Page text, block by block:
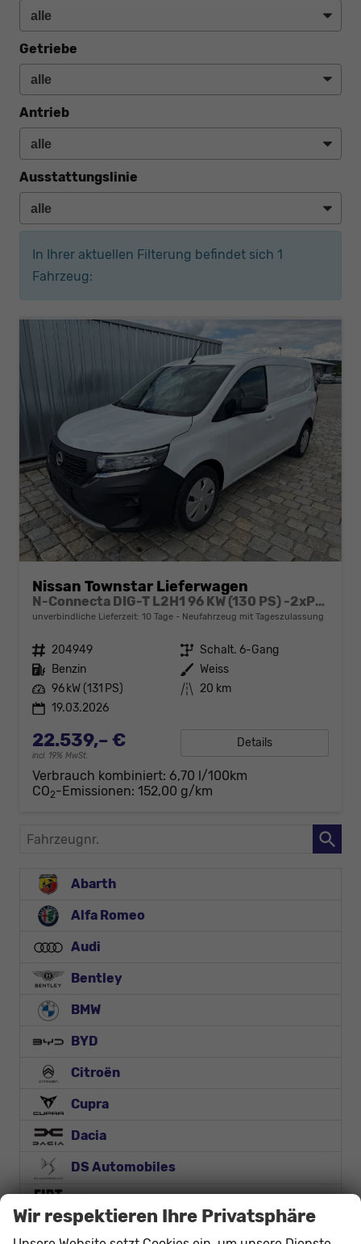
Getriebe
Antrieb
Ausstattungslinie
In Ihrer aktuellen Filterung befindet sich 1
Fahrzeug:
Nissan Townstar Lieferwagen
N-Connecta DIG-T L2H1 96 KW (130 PS) -2xPDC-Rückfahrkamera-Klima-Hecktüren-Sofort
unverbindliche Lieferzeit: 10 Tage Neufahrzeug mit Tageszulassung
Fahrzeugnr. 204949 Getriebe Schalt. 6-Gang
Kraftstoff Benzin Außenfarbe Weiss
Leistung 96 kW (131 PS) Kilometerstand 20 km
19.03.2026
22.539,– €
incl. 19% MwSt.
Details
Verbrauch kombiniert: 6,70 l/100km
CO2-Emissionen: 152,00 g/km
Fahrzeugnr.
Abarth
Alfa Romeo
Audi
Bentley
BMW
BYD
Citroën
Cupra
Dacia
DS Automobiles
Fiat
Ford
Wir respektieren Ihre Privatsphäre